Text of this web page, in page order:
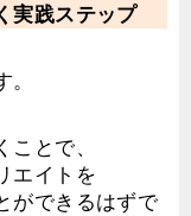
実践ステップ
とで、
エイトを
ができるはずで